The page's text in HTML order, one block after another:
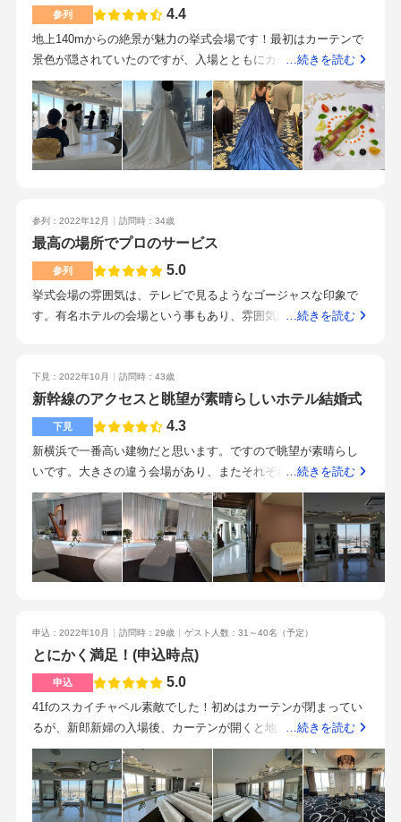
こだわらず結婚式をあげたいというカップルさんにはオススメ
はなく、王道の結婚式といえばこんな感じだよね！というお料
理が多かったので、驚きは感じられませんでした。新横浜から
来る遠方のお客様はとてもアクセスしやすい場所にあります。
ただ式場周りは海などの景色はない為、ビルが多いですが、環
境はいいと思います。若いスタッフさんが多いイメージでし
た！分かりやすく、丁寧にお話してくださるのも好印象でし
た！スカイチャペル・プロジェクションマッピング・新横浜駅
ます。また、トイレの数、清潔感や、ホテル婚を望むカップル
さんは、宿泊特典なども聞くと、選べる基準が分かります。チ
いというか、、落ち着いた雰囲気なので、若いカップルさんに
は合わないかもしれないです。
参列 4.4
地上140mからの絶景が魅力の挙式会場です！最初はカーテンで
景色が隠されていたのですが、入場とともにカーテンが開き、
景色に感動しました。また天気が良い日の挙式だと自然光も入
ってきて、とても新郎新婦さんが輝いてみえます。100人以上収
容できる会場でとても広かったです。どのメニューも美味しく
頂きましたが、前菜の見た目が華やかで印象に残りました。お
魚料理は、ふ 魚がふわふわで美味しかったです。新横浜駅か
る美容室がありとても満足です。早めについてしまったのです
が、スタッフの方が快く控え室に案内くださり、飲み物をくだ
さいました。とても安心しました。やはりなんといっても、高
…続きを読む
参列：2022年12月 訪問時：34歳
最高の場所でプロのサービス
参列 5.0
挙式会場の雰囲気は、テレビで見るようなゴージャスな印象で
す。有名ホテルの会場という事もあり、雰囲気は抜群に良いで
いただきました。駅からかなり近いので、徒歩でも行け、アク
セスはかなり良いです。また、最寄駅がターミナル駅なのでア
クセス環境はかなり良いと思います。スタッフは皆さんプロフ
ェッショナルであり、対応は大変満足しています。また、常時
お客さんのケアをいただき感謝しております。ホテルのグレー
ドが非常に高いので、ホテル内の雰囲気は最高に良かったで
す。人生に一度のイベントはここで行えたら素晴らしいと思い
ました。このサービス内容なら、安心して友人や知人に薦める
ことが出来ると思います。自分でもぜひ利用してみたいです。
…続きを読む
下見：2022年10月 訪問時：43歳
新幹線のアクセスと眺望が素晴らしいホテル結婚式
下見 4.3
新横浜で一番高い建物だと思います。ですので眺望が素晴らし
いです。大きさの違う会場があり、またそれぞれカラーリング
のイメージが異なる会場になっている。大人の雰囲気やキュー
トな雰囲気の会場もあるので、本人の希望に会わせつまて選べ
る。見本を食べさせてもらいましたが、美味しかったです。和
食もあるので、和装和食の結婚式も可能です。新横浜駅からす
ぐなので、新幹線でくるゲストには良いと思います。車でこら
寧で好感を持てました。また、スタッフさんの言葉の端々から
プリンスホテル愛を感じました。成約するとプリンスホテル系
列の宿泊券を貰えるとのは良いと思いました。眺望が良いの
…続きを読む
申込：2022年10月 訪問時：29歳 ゲスト人数：31～40名 （予定）
とにかく満足！(申込時点)
申込 5.0
41fのスカイチャペル素敵でした！初めはカーテンが閉まってい
るが、新郎新婦の入場後、カーテンが開くと地上170メートルの
眺望が見えて圧巻です！披露宴会場は、42fのスカイバンケット
ホールと3fに2会場の計3会場から選べます。(ゲスト人数にもよ
る)私たちは、42fのスカイバンケットホールにしましたがそちら
の眺望が素敵なのでおすすめです！ブランドホテルの割には価
…続きを読む